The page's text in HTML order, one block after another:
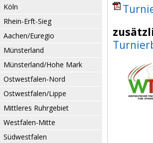
Köln
Rhein-Erft-Sieg
Aachen/Euregio
Münsterland
Münsterland/Hohe Mark
Ostwestfalen-Nord
Ostwestfalen/Lippe
Mittleres Ruhrgebiet
Westfalen-Mitte
Südwestfalen